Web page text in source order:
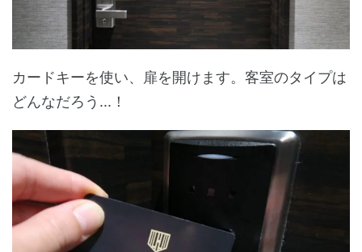
カードキーを使い、扉を開けます。客室のタイプは
どんなだろう...！